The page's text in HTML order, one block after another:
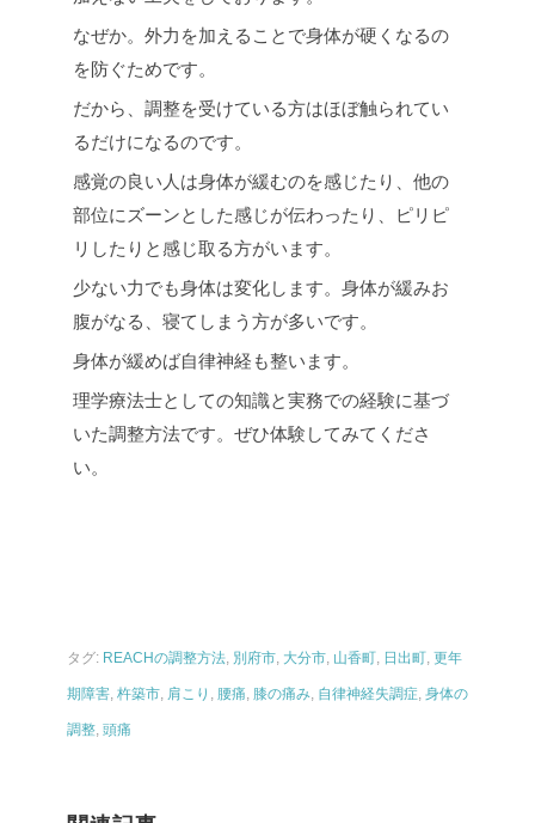
なぜか。外力を加えることで身体が硬くなるの
を防ぐためです。
だから、調整を受けている方はほぼ触られてい
るだけになるのです。
感覚の良い人は身体が緩むのを感じたり、他の
部位にズーンとした感じが伝わったり、ピリピ
リしたりと感じ取る方がいます。
少ない力でも身体は変化します。身体が緩みお
腹がなる、寝てしまう方が多いです。
身体が緩めば自律神経も整います。
理学療法士としての知識と実務での経験に基づ
いた調整方法です。ぜひ体験してみてくださ
い。
タグ: REACHの調整方法, 別府市, 大分市, 山香町, 日出町, 更年
期障害, 杵築市, 肩こり , 腰痛, 膝の痛み, 自律神経失調症, 身体の
調整, 頭痛